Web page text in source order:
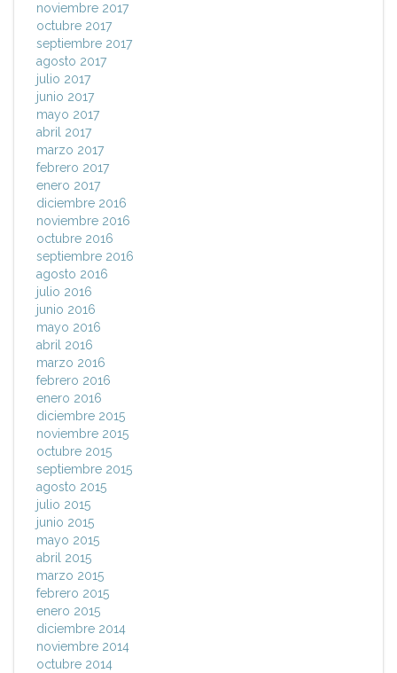
noviembre 2017
octubre 2017
septiembre 2017
agosto 2017
julio 2017
junio 2017
mayo 2017
abril 2017
marzo 2017
febrero 2017
enero 2017
diciembre 2016
noviembre 2016
octubre 2016
septiembre 2016
agosto 2016
julio 2016
junio 2016
mayo 2016
abril 2016
marzo 2016
febrero 2016
enero 2016
diciembre 2015
noviembre 2015
octubre 2015
septiembre 2015
agosto 2015
julio 2015
junio 2015
mayo 2015
abril 2015
marzo 2015
febrero 2015
enero 2015
diciembre 2014
noviembre 2014
octubre 2014